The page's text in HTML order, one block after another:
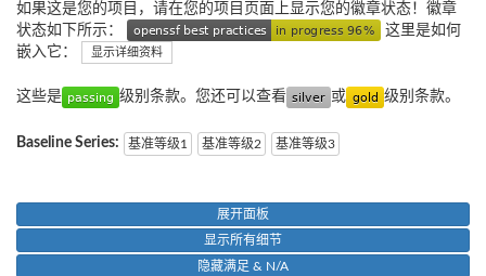
如果这是您的项目，请在您的项目页面上显示您的徽章状态！徽章
状态如下所示：
这里是如何
嵌入它：
显示详细资料
这些是 级别条款。您还可以查看 或 级别条款。
Baseline Series: 基准等级1 基准等级2 基准等级3
展开面板
显示所有细节
隐藏满足 & N/A